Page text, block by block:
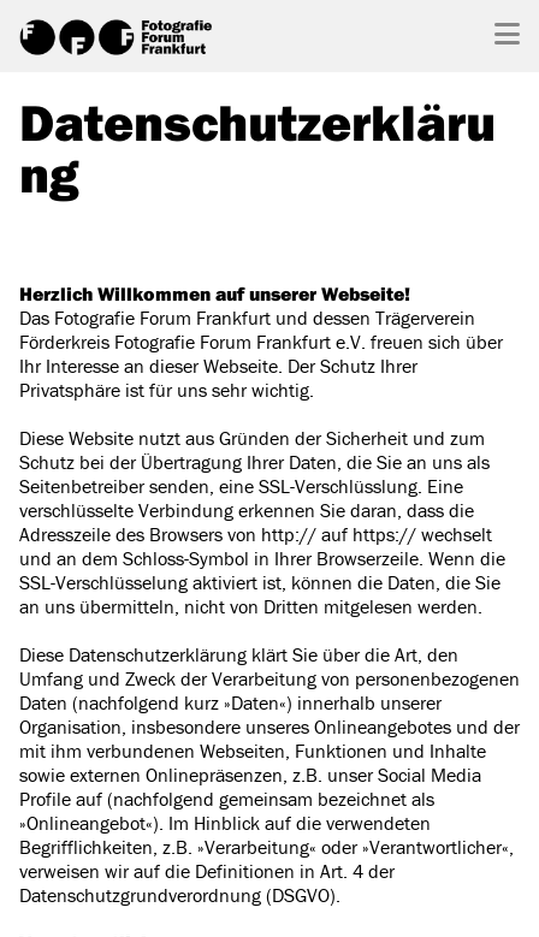
Datenschutzerkläru
ng
Herzlich Willkommen auf unserer Webseite!
Das Fotografie Forum Frankfurt und dessen Trägerverein
Förderkreis Fotografie Forum Frankfurt e.V. freuen sich über
Ihr Interesse an dieser Webseite. Der Schutz Ihrer
Privatsphäre ist für uns sehr wichtig.
Diese Website nutzt aus Gründen der Sicherheit und zum
Schutz bei der Übertragung Ihrer Daten, die Sie an uns als
Seitenbetreiber senden, eine SSL-Verschlüsslung. Eine
verschlüsselte Verbindung erkennen Sie daran, dass die
Adresszeile des Browsers von http:// auf https:// wechselt
und an dem Schloss-Symbol in Ihrer Browserzeile. Wenn die
SSL-Verschlüsselung aktiviert ist, können die Daten, die Sie
an uns übermitteln, nicht von Dritten mitgelesen werden.
Diese Datenschutzerklärung klärt Sie über die Art, den
Umfang und Zweck der Verarbeitung von personenbezogenen
Daten (nachfolgend kurz »Daten«) innerhalb unserer
Organisation, insbesondere unseres Onlineangebotes und der
mit ihm verbundenen Webseiten, Funktionen und Inhalte
sowie externen Onlinepräsenzen, z.B. unser Social Media
Profile auf (nachfolgend gemeinsam bezeichnet als
»Onlineangebot«). Im Hinblick auf die verwendeten
Begrifflichkeiten, z.B. »Verarbeitung« oder »Verantwortlicher«,
verweisen wir auf die Definitionen in Art. 4 der
Datenschutzgrundverordnung (DSGVO).